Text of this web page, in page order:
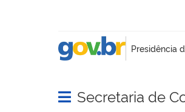
Abrir menu principal de
Secretaria de